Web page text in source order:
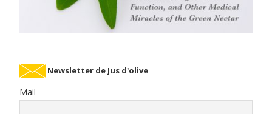
Newsletter de Jus d'olive
Mail